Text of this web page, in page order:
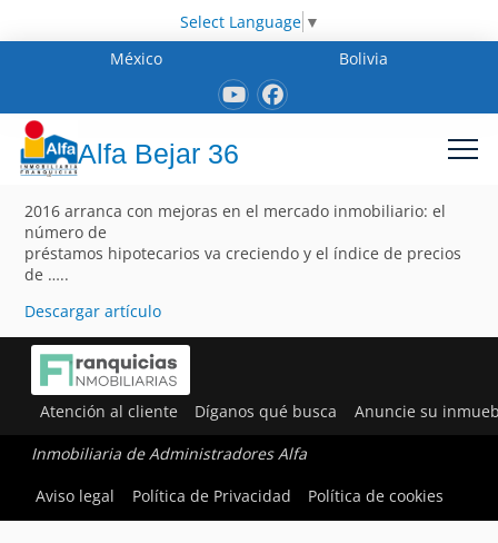
Select Language ▼
México
Bolivia
Alfa Bejar 36
2016 arranca con mejoras en el mercado inmobiliario: el
número de
préstamos hipotecarios va creciendo y el índice de precios
de …..
Descargar artículo
Atención al cliente Díganos qué busca Anuncie su
Inmobiliaria de Administradores Alfa
Aviso legal
Política de Privacidad Política de cookies